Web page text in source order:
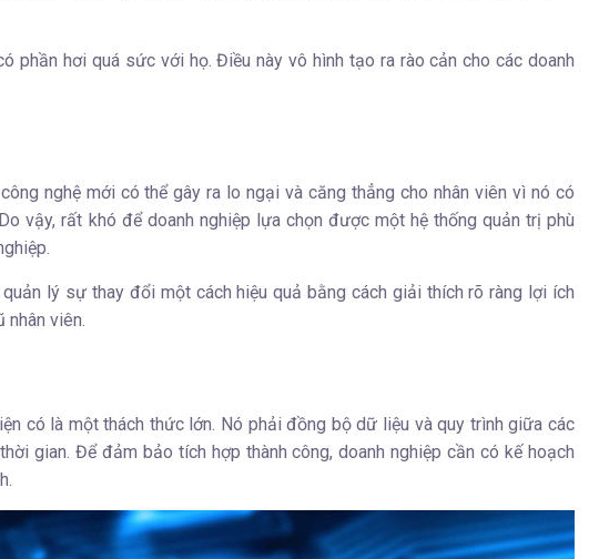
phần hơi quá sức với họ. Điều này vô hình tạo ra rào cản cho các doanh
nghệ mới có thể gây ra lo ngại và căng thẳng cho nhân viên vì nó có
vậy, rất khó để doanh nghiệp lựa chọn được một hệ thống quản trị phù
lý sự thay đổi một cách hiệu quả bằng cách giải thích rõ ràng lợi ích
nhân viên.
có là một thách thức lớn. Nó phải đồng bộ dữ liệu và quy trình giữa các
gian. Để đảm bảo tích hợp thành công, doanh nghiệp cần có kế hoạch